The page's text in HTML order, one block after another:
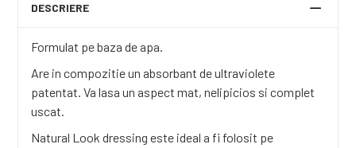
DESCRIERE
Formulat pe baza de apa.
Are in compozitie un absorbant de ultraviolete
patentat. Va lasa un aspect mat, nelipicios si complet
uscat.
Natural Look dressing este ideal a fi folosit pe